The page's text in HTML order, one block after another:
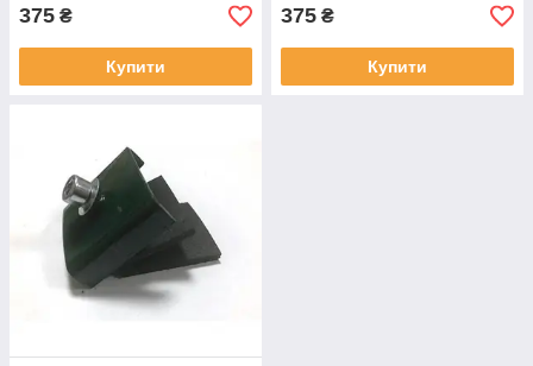
375 ₴
Купити
375 ₴
Купити